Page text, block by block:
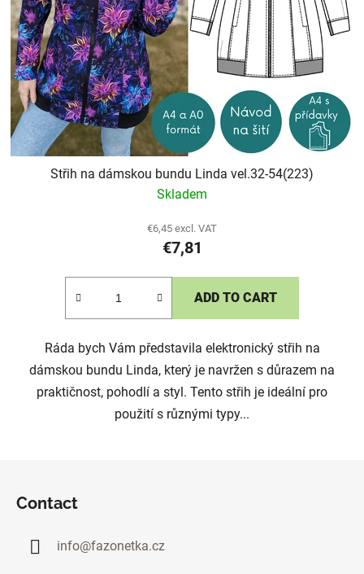
Střih na dámskou bundu Linda vel.32-54(223)
Skladem
€6,45 excl. VAT
€7,81
ADD TO CART
Ráda bych Vám představila elektronický střih na
dámskou bundu Linda, který je navržen s důrazem na
praktičnost, pohodlí a styl. Tento střih je ideální pro
použití s různými typy...
Contact
info@fazonetka.cz